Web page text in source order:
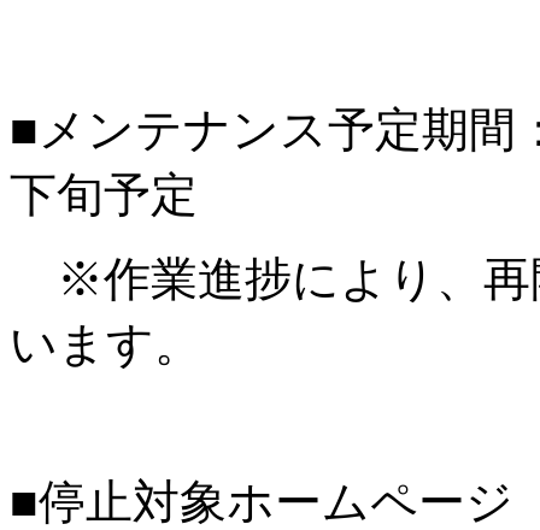
■メンテナンス予定期間
下旬予定
※作業進捗により、再
います。
■停止対象ホームページ